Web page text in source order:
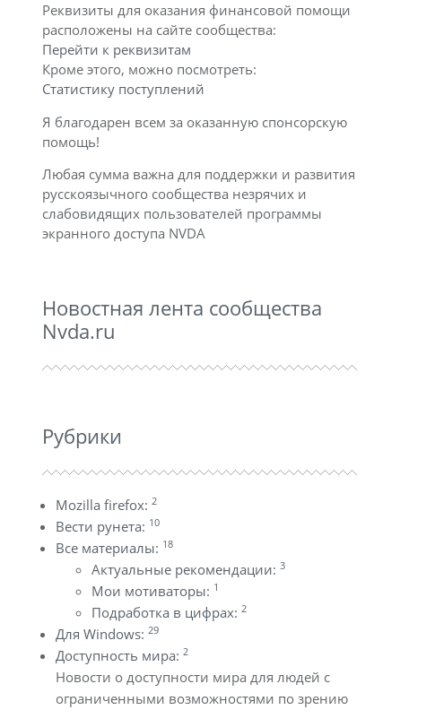
Реквизиты для оказания финансовой помощи
расположены на сайте сообщества:
Перейти к реквизитам
Кроме этого, можно посмотреть:
Статистику поступлений
Я благодарен всем за оказанную спонсорскую
помощь!
Любая сумма важна для поддержки и развития
русскоязычного сообщества незрячих и
слабовидящих пользователей программы
экранного доступа NVDA
Новостная лента сообщества
Nvda.ru
Рубрики
Mozilla firefox: 2
Вести рунета: 10
Все материалы: 18
Актуальные рекомендации: 3
Мои мотиваторы: 1
Подработка в цифрах: 2
Для Windows: 29
Доступность мира: 2
Новости о доступности мира для людей с
ограниченными возможностями по зрению